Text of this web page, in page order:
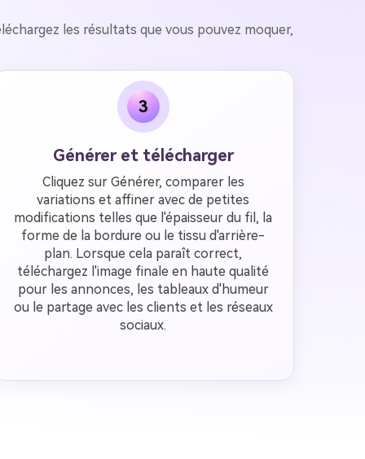
les résultats que vous pouvez moquer,
3
Générer et télécharger
Cliquez sur Générer, comparer les
variations et affiner avec de petites
modifications telles que l'épaisseur du fil, la
forme de la bordure ou le tissu d'arrière-
plan. Lorsque cela paraît correct,
téléchargez l'image finale en haute qualité
pour les annonces, les tableaux d'humeur
ou le partage avec les clients et les réseaux
sociaux.